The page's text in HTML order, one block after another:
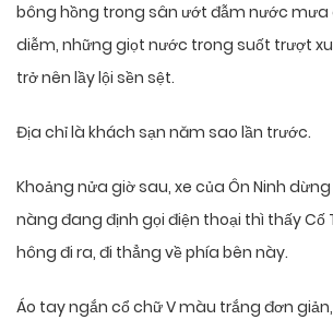
bông hồng trong sân ướt đẫm nước mưa
diễm, những giọt nước trong suốt trượt
trở nên lầy lội sền sệt.
Địa chỉ là khách sạn năm sao lần trước.
Khoảng nửa giờ sau, xe của Ôn Ninh
nàng đang định gọi điện thoại thì thấy Cố
hông đi ra, đi thẳng về phía bên này.
Áo tay ngắn cổ chữ V màu trắng đơn